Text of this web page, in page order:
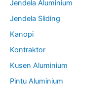
Jendela Aluminium
Jendela Sliding
Kanopi
Kontraktor
Kusen Aluminium
Pintu Aluminium